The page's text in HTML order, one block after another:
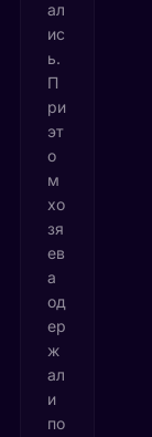
ал
ис
ь.
П
ри
эт
о
м
хо
зя
ев
а
од
ер
ж
ал
и
по